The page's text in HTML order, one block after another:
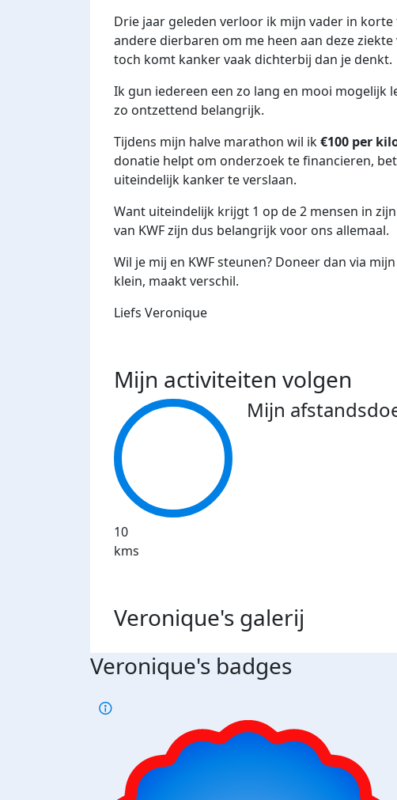
Drie jaar geleden verloor ik mijn vader in
andere dierbaren om me heen aan deze
toch komt kanker vaak dichterbij dan je denkt.
Ik gun iedereen een zo lang en mooi mogelijk
zo ontzettend belangrijk.
Tijdens mijn halve marathon wil ik€100 per
donatie helpt om onderzoek te financieren,
uiteindelijk kanker te verslaan.
Want uiteindelijk krijgt 1 op de 2 mensen in
van KWF zijn dus belangrijk voor ons allemaal.
Wil je mij en KWF steunen? Doneer dan via
klein, maakt verschil.
Liefs Veronique
Mijn activiteiten volgen
10
kms
Mijn
Veronique's galerij
Veronique's badges